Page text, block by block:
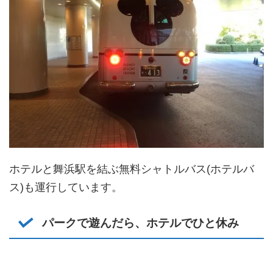
ホテルと舞浜駅を結ぶ無料シャトルバス(ホテルバ
ス)も運行しています。
パークで遊んだら、ホテルでひと休み